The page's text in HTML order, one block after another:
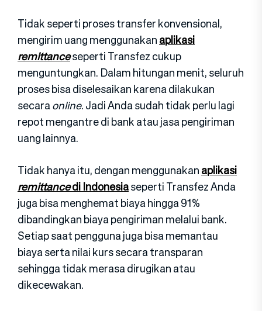
Tidak seperti proses transfer konvensional,
mengirim uang menggunakanaplikasi
remittanceseperti Transfez cukup
menguntungkan. Dalam hitungan menit, seluruh
proses bisa diselesaikan karena dilakukan
secaraonline. Jadi Anda sudah tidak perlu lagi
repot mengantre di bank atau jasa pengiriman
uang lainnya.
Tidak hanya itu, dengan menggunakanaplikasi
remittancedi Indonesiaseperti Transfez Anda
juga bisa menghemat biaya hingga 91%
dibandingkan biaya pengiriman melalui bank.
Setiap saat pengguna juga bisa memantau
biaya serta nilai kurs secara transparan
sehingga tidak merasa dirugikan atau
dikecewakan.